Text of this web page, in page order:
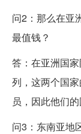
问2：那么在亚
最值钱？
答：在亚洲国
列，这两个国
员，因此他们
问3：东南亚地